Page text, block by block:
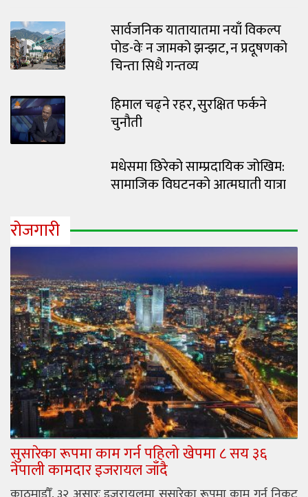
सार्वजनिक यातायातमा नयाँ विकल्प
पोड-वेः न जामको झन्झट, न प्रदूषणको
चिन्ता सिधै गन्तव्य
हिमाल चढ्ने रहर, सुरक्षित फर्कने
चुनौती
मधेसमा छिरेको साम्प्रदायिक जोखिम:
सामाजिक विघटनको आत्मघाती यात्रा
रोजगारी
सुसारेका रूपमा काम गर्न पहिलो खेपमा ८ सय ३६
नेपाली कामदार इजरायल जाँदै